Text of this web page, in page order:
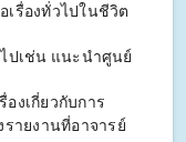
เรื่องทั่วไปในชีวิต
ปเช่น แนะนำศูนย์
งเกี่ยวกับการ
รายงานที่อาจารย์